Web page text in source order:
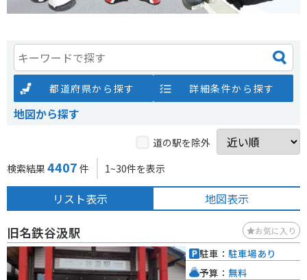
都道府県から探す 詳細条件から探す
地図から探す
道の駅を除外
検索結果 4407 件 1~30件を表示
リスト表示 地図表示
旧名鉄谷汲駅 お気に入り
駐車： 駐車場あり
予算： 無料